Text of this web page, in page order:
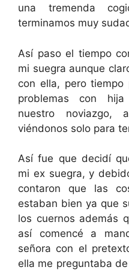
una tremenda
terminamos muy
Así paso el tiempo
mi suegra aunque
con ella, pero
problemas con
nuestro noviazgo,
viéndonos solo para
Así fue que decidí
mi ex suegra, y
contaron que las
estaban bien ya que
los cuernos además
así comencé a
señora con el
ella me preguntaba